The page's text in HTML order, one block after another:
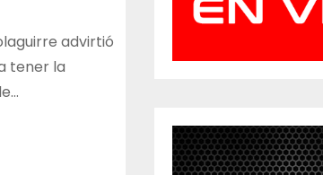
advirtió
tener la